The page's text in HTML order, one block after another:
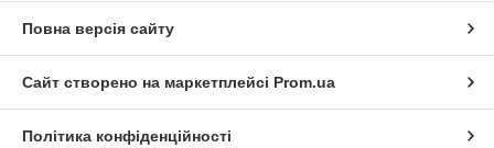
Повна версія сайту
Сайт створено на маркетплейсі Prom.ua
Політика конфіденційності